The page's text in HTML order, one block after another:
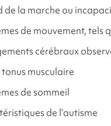
de la marche ou
de mouvement, tels
cérébraux
musculaire
de sommeil
de l’autisme